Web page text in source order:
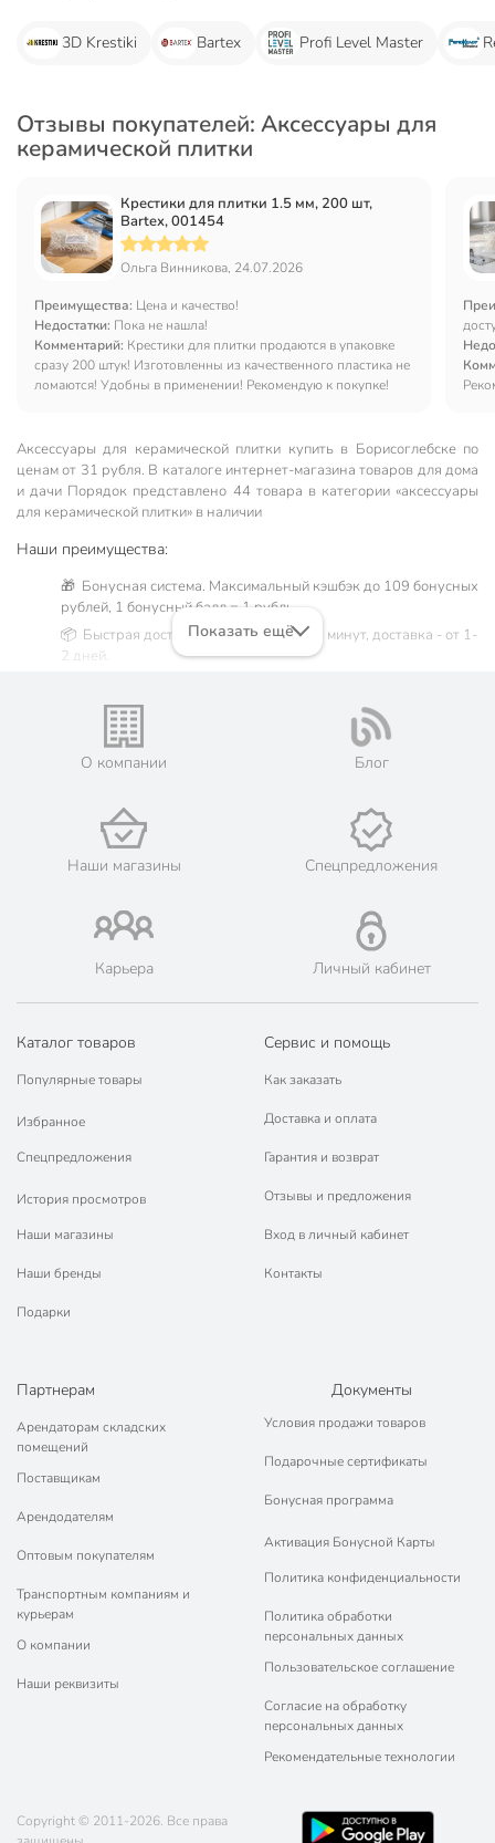
3D Krestiki Bartex Profi Level Master
Отзывы покупателей: Аксессуары для
керамической плитки
Крестики для плитки 1.5 мм, 200 шт,
Bartex, 001454
Ольга Винникова, 24.07.2026
Преимущества: Цена и качество!
Недостатки: Пока не нашла!
Комментарий: Крестики для плитки продаются в упаковке
сразу 200 штук! Изготовленны из качественного пластика не
ломаются! Удобны в применении! Рекомендую к покупке!
Аксессуары для керамической плитки купить в Борисоглебске по
ценам от 31 рубля. В каталоге интернет-магазина товаров для дома
и дачи Порядок представлено 44 товара в категории «аксессуары
для керамической плитки» в наличии
Наши преимущества:
🎁 Бонусная система. Максимальный кэшбэк до 109 бонусных
рублей, 1 бонусный балл = 1 рубль.
📦 Быстрая доставка. Самовывоз от 60 минут, доставка - от 1-
2 дней.
Жители Воронежской области могут сделать заказ и оплатить
его онлайн на официальном сайте сети магазинов Порядок.
Мы предлагаем бесплатную курьерскую доставку для товара
«аксессуары для керамической плитки» при заказе от 3000
Урюпинск.
💳 Оплата: онлайн на сайте интернет-гипермаркета или
наличными при получении.
📜 Только оригинальная продукция. Интернет-гипермаркет
Порядок - официальный представитель ведущих мировых
марок.
Показать ещё
О компании Блог
Наши магазины Спецпредложения
Карьера Личный кабинет
Каталог товаров
Популярные товары
Избранное
Спецпредложения
История просмотров
Наши магазины
Наши бренды
Подарки
Сервис и помощь
Как заказать
Доставка и оплата
Гарантия и возврат
Отзывы и предложения
Вход в личный кабинет
Контакты
Партнерам
Арендаторам складских
помещений
Поставщикам
Арендодателям
Оптовым покупателям
Транспортным компаниям и
курьерам
О компании
Наши реквизиты
Документы
Условия продажи товаров
Подарочные сертификаты
Бонусная программа
Активация Бонусной Карты
Политика конфиденциальности
Политика обработки
персональных данных
Пользовательское соглашение
Согласие на обработку
персональных данных
Рекомендательные технологии
Copyright © 2011-2026. Все права